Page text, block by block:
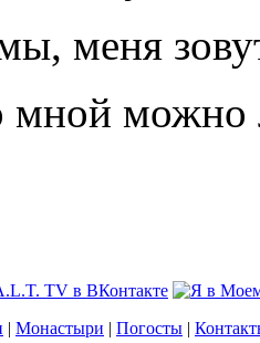
меня
мной
| Монастыри | Погосты |